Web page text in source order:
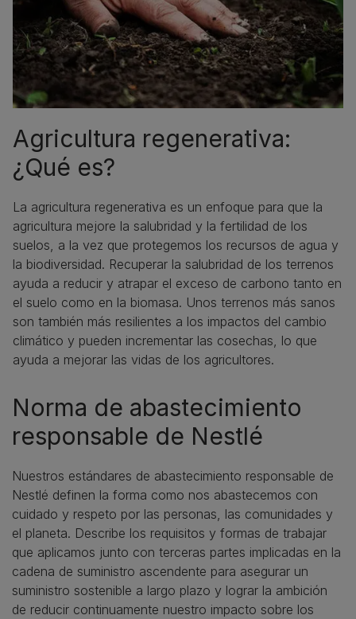
Agricultura regenerativa:
¿Qué es?
La agricultura regenerativa es un enfoque para que la
agricultura mejore la salubridad y la fertilidad de los
suelos, a la vez que protegemos los recursos de agua y
la biodiversidad. Recuperar la salubridad de los terrenos
ayuda a reducir y atrapar el exceso de carbono tanto en
el suelo como en la biomasa. Unos terrenos más sanos
son también más resilientes a los impactos del cambio
climático y pueden incrementar las cosechas, lo que
ayuda a mejorar las vidas de los agricultores.
Norma de abastecimiento
responsable de Nestlé
Nuestros estándares de abastecimiento responsable de
Nestlé definen la forma como nos abastecemos con
cuidado y respeto por las personas, las comunidades y
el planeta. Describe los requisitos y formas de trabajar
que aplicamos junto con terceras partes implicadas en la
cadena de suministro ascendente para asegurar un
suministro sostenible a largo plazo y lograr la ambición
de reducir continuamente nuestro impacto sobre los